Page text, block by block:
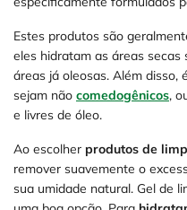
Estes produtos são
eles hidratam as áreas secas
áreas já oleosas. Além disso,
sejam não comedogênicos,
e livres de óleo.
Ao escolher produtos de
remover suavemente o
sua umidade natural. Gel de